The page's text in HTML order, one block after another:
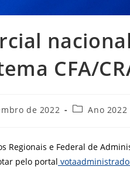
CFA/
de 2022
Categoria
Ano 2022
Regionais e Federal de
pelo portal